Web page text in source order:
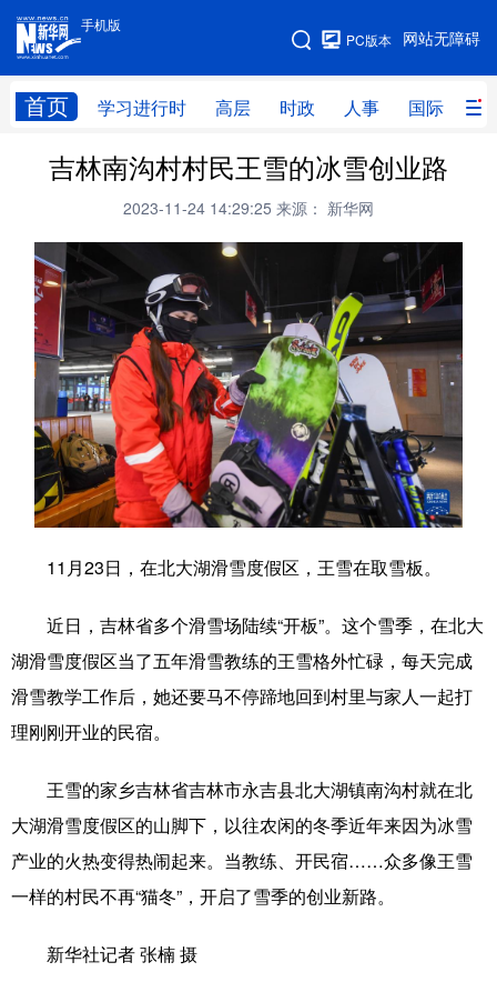
手机版
网站无障碍
PC版本
首页 学习进行时 高层 时政 人事 国际 财
手机版
网站地图
学习进行时 高层 时政 人事
财经 网评
台湾 教育
科技 科创 量子 体育
文化 书画 健康 军事
访谈 视频 图片 政务
法律 中央文件 金融 汽车
食品 人居 信息化 数字经济
彩票 娱乐 时尚 悦读
文化产业
北京 天津 河北 山西
辽宁 吉林 上海
浙江 安徽
吉林南沟村村民王雪的冰雪创业路
2023-11-24 14:29:25 来源： 新华网
11月23日，在北大湖滑雪度假区，王雪在取雪板。
近日，吉林省多个滑雪场陆续“开板”。这个雪季，在北大
湖滑雪度假区当了五年滑雪教练的王雪格外忙碌，每天完成
滑雪教学工作后，她还要马不停蹄地回到村里与家人一起打
理刚刚开业的民宿。
王雪的家乡吉林省吉林市永吉县北大湖镇南沟村就在北
大湖滑雪度假区的山脚下，以往农闲的冬季近年来因为冰雪
产业的火热变得热闹起来。当教练、开民宿……众多像王雪
一样的村民不再“猫冬”，开启了雪季的创业新路。
新华社记者 张楠 摄